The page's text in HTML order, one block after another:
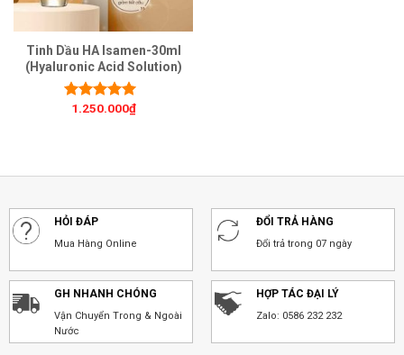
Tinh Dầu HA Isamen-30ml
(Hyaluronic Acid Solution)
Được xếp
1.250.000₫
HỎI ĐÁP
Mua Hàng Online
ĐỔI TRẢ HÀNG
Đổi trả trong 07 ngày
GH NHANH CHÓNG
Vận Chuyển Trong & Ngoài
Nước
HỢP TÁC ĐẠI LÝ
Zalo: 0586 232 232